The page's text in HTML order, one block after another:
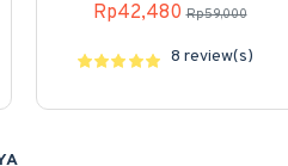
Rp42,480 Rp59,000
8 review(s)